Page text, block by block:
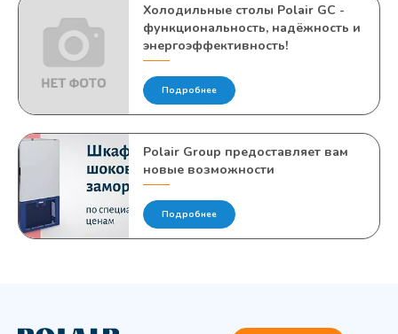
Холодильные столы Polair GC -
функциональность, надёжность и
энергоэффективность!
Подробнее
Polair Group предоставляет вам
новые возможности
Подробнее